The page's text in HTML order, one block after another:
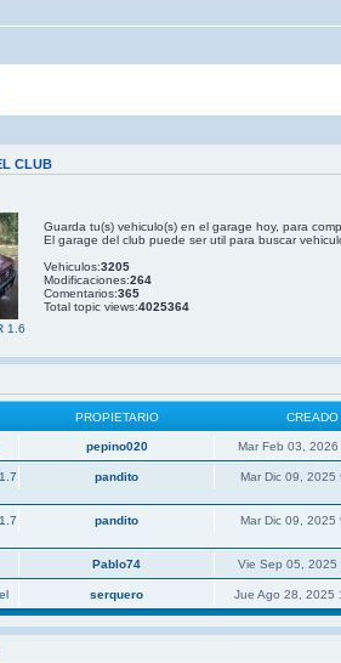
CLUB
1.6
Guarda tu(s) vehiculo(s) en el garage hoy, para
El garage del club puede ser util para buscar
Vehiculos:3205
Modificaciones:264
Comentarios:365
Total topic views:4025364
PROPIETARIO CREADO
pepino020 Mar Feb 03,
pandito Mar Dic 09, 2025
pandito Mar Dic 09, 2025
Pablo74 Vie Sep 05, 2025
serquero Jue Ago 28, 2025